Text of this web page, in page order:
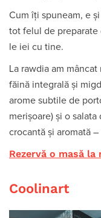
Cum îți spuneam, e
tot felul de preparate
le iei cu tine.
La rawdia am
făină integrală și
arome subtile de
merișoare) și o
crocantă și aromată
Rezervă o masă la
Coolinart